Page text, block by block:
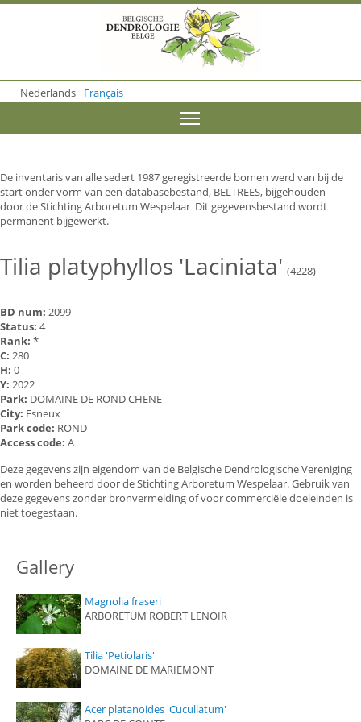
o
m
o
n
t
e
n
Nederlands Français
De inventaris van alle sedert 1987 geregistreerde bomen werd van bij de
start onder vorm van een databasebestand, BELTREES, bijgehouden
door de Stichting Arboretum Wespelaar Dit gegevensbestand wordt
permanent bijgewerkt.
Tilia platyphyllos 'Laciniata' (4228)
BD num: 2099
Status: 4
Rank: *
C: 280
H: 0
Y: 2022
Park: DOMAINE DE ROND CHENE
City: Esneux
Park code: ROND
Access code: A
Deze gegevens zijn eigendom van de Belgische Dendrologische Vereniging
en worden beheerd door de Stichting Arboretum Wespelaar. Gebruik van
deze gegevens zonder bronvermelding of voor commerciële doeleinden is
niet toegestaan.
Gallery
Magnolia fraseri
ARBORETUM ROBERT LENOIR
Tilia 'Petiolaris'
DOMAINE DE MARIEMONT
Acer platanoides 'Cucullatum'